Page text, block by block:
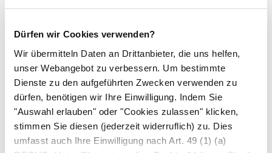
Dürfen wir Cookies verwenden?
Wir übermitteln Daten an Drittanbieter, die uns helfen,
unser Webangebot zu verbessern. Um bestimmte
Dienste zu den aufgeführten Zwecken verwenden zu
dürfen, benötigen wir Ihre Einwilligung. Indem Sie
"Auswahl erlauben" oder "Cookies zulassen" klicken,
stimmen Sie diesen (jederzeit widerruflich) zu. Dies
umfasst auch Ihre Einwilligung nach Art. 49 (1) (a)
erkennen. Bei einer hinteren Luxation ist das
Bein nach innen gedreht, bei der vorderen
Luxation häufiger nach außen. Gesichert wird die
Diagnose mit Röntgenaufnahmen des Beckens.
Um mögliche Schäden am Ischiasnerv oder den
Arterien nicht zu übersehen, prüft die Ärzt*in die